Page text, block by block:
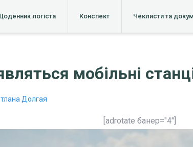
логіста Конспект Чеклисти та
мобільні
Долгая
[adrotate банер="4"]